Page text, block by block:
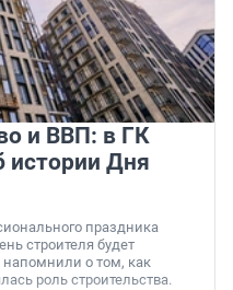
и ВВП: в ГК
истории Дня
праздника
строителя будет
напомнили о том, как
роль строительства.